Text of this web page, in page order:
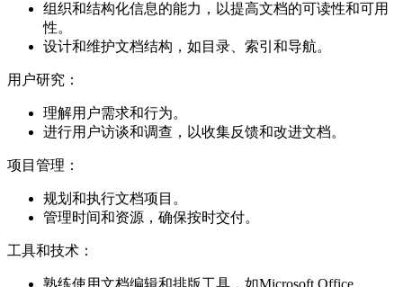
组织和结构化信息的能力，以提高文档的可读性和可用
性。
设计和维护文档结构，如目录、索引和导航。
用户研究：
理解用户需求和行为。
进行用户访谈和调查，以收集反馈和改进文档。
项目管理：
规划和执行文档项目。
管理时间和资源，确保按时交付。
工具和技术：